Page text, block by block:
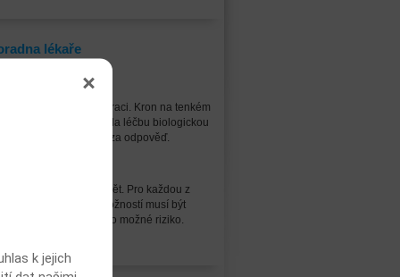
lékaře
crohna jsem po operaci. Kron na tenkém
tři plastiky nevím zda léčbu biologickou
methotrexat. děkuji za odpověď.
to nelze takto odpovědět. Pro každou z
terapeutických možností musí být
indikace a zváženo možné riziko.
k jejich